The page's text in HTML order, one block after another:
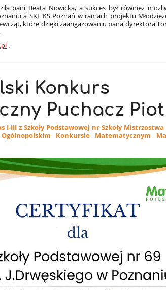
pani Beata Nowicka, a sukces był również
a SKF KS Poznań w ramach projektu
które dzięki zaangażowaniu pana dyrektora
.
Konkurs
Puchacz
III z Szkoły Podstawowej nr Szkoły
Konkursie Matematycznym